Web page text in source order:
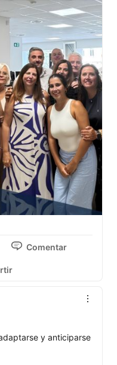
Comentar
y anticiparse